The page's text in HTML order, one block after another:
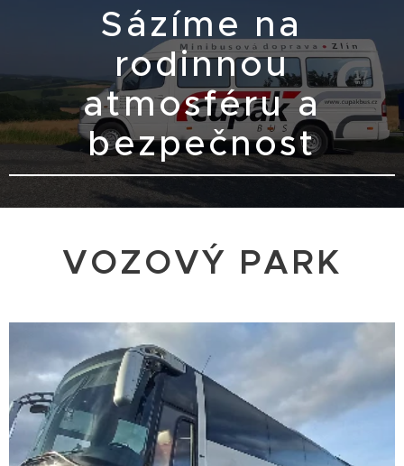
Sázíme na
rodinnou
atmosféru a
bezpečnost
VOZOVÝ PARK